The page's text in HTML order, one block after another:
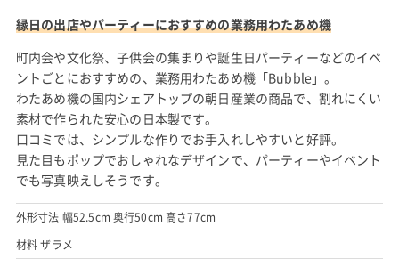
縁日の出店やパーティーにおすすめの業務用わたあめ機
町内会や文化祭、子供会の集まりや誕生日パーティーなどのイベ
ントごとにおすすめの、業務用わたあめ機「Bubble」。
わたあめ機の国内シェアトップの朝日産業の商品で、割れにくい
素材で作られた安心の日本製です。
口コミでは、シンプルな作りでお手入れしやすいと好評。
見た目もポップでおしゃれなデザインで、パーティーやイベント
でも写真映えしそうです。
外形寸法 幅52.5cm 奥行50cm 高さ77cm
材料 ザラメ